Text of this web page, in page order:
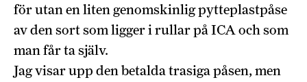
för utan en liten genomskinlig pytteplastpåse
av den sort som ligger i rullar på ICA och som
man får ta själv.
Jag visar upp den betalda trasiga påsen, men